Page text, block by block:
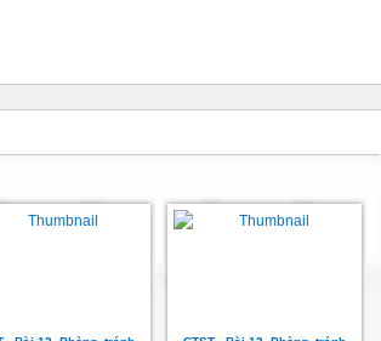
P T 素 材 ， 本 身 用 于 再 出 售 ， 或 者 出 租 、 出 借
供 他 人 使 用 ， 不 得 转
议 中 的 权 利 。